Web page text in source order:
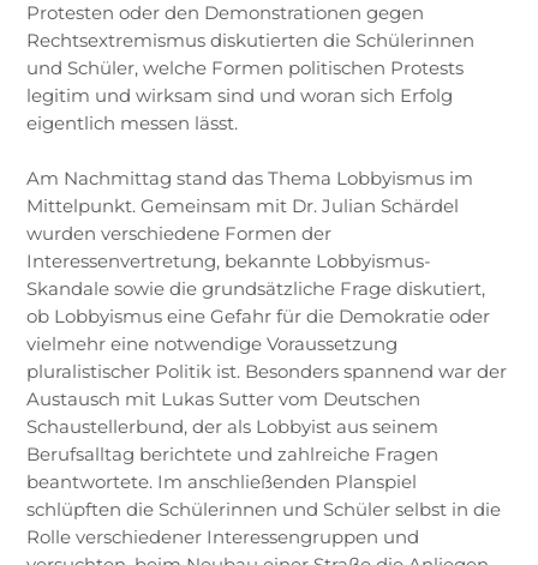
Protesten oder den Demonstrationen gegen
Rechtsextremismus diskutierten die Schülerinnen
und Schüler, welche Formen politischen Protests
legitim und wirksam sind und woran sich Erfolg
eigentlich messen lässt.
Am Nachmittag stand das Thema Lobbyismus im
Mittelpunkt. Gemeinsam mit Dr. Julian Schärdel
wurden verschiedene Formen der
Interessenvertretung, bekannte Lobbyismus-
Skandale sowie die grundsätzliche Frage diskutiert,
ob Lobbyismus eine Gefahr für die Demokratie oder
vielmehr eine notwendige Voraussetzung
pluralistischer Politik ist. Besonders spannend war der
Austausch mit Lukas Sutter vom Deutschen
Schaustellerbund, der als Lobbyist aus seinem
Berufsalltag berichtete und zahlreiche Fragen
beantwortete. Im anschließenden Planspiel
schlüpften die Schülerinnen und Schüler selbst in die
Rolle verschiedener Interessengruppen und